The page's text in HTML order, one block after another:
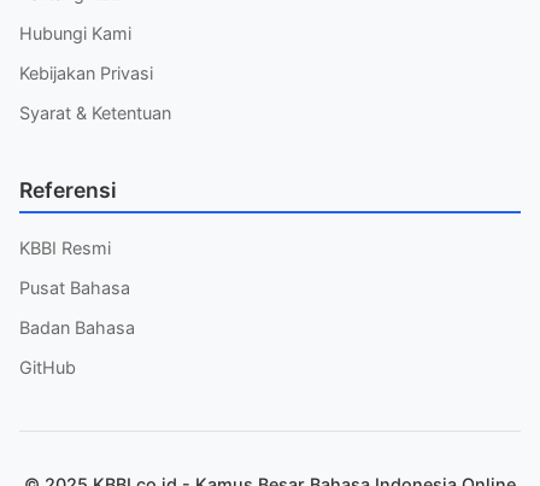
Hubungi Kami
Kebijakan Privasi
Syarat & Ketentuan
Referensi
KBBI Resmi
Pusat Bahasa
Badan Bahasa
GitHub